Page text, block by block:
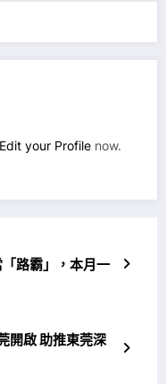
Edit your Profile now.
路霸」，本月一
東莞深